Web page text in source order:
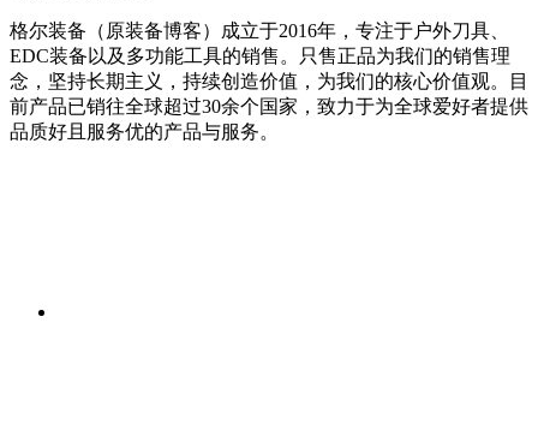
格尔装备（原装备博客）成立于2016年，专注于户外刀具、
EDC装备以及多功能工具的销售。只售正品为我们的销售理
念，坚持长期主义，持续创造价值，为我们的核心价值观。目
前产品已销往全球超过30余个国家，致力于为全球爱好者提供
品质好且服务优的产品与服务。